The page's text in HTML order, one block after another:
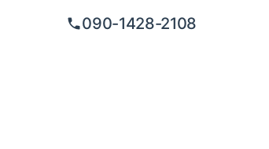
090-1428-2108